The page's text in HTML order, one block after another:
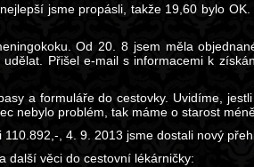
jsme propásli, takže 19,60 bylo
Od 20. 8 jsem měla
Přišel e-mail s informacemi k
a formuláře do cestovky. Uvidíme,
nebylo problém, tak máme o starost
, 4. 9. 2013 jsme dostali nový
další věci do cestovní lékárničky: